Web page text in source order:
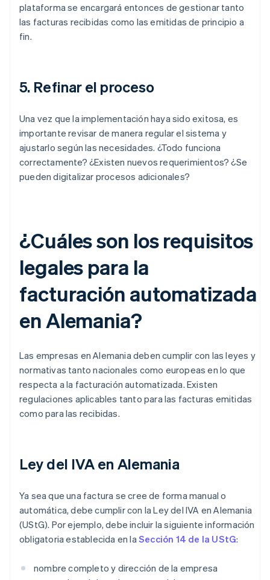
plataforma se encargará entonces de gestionar tanto
las facturas recibidas como las emitidas de principio a
fin.
5. Refinar el proceso
Una vez que la implementación haya sido exitosa, es
importante revisar de manera regular el sistema y
ajustarlo según las necesidades. ¿Todo funciona
correctamente? ¿Existen nuevos requerimientos? ¿Se
pueden digitalizar procesos adicionales?
¿Cuáles son los requisitos
legales para la
facturación automatizada
en Alemania?
Las empresas en Alemania deben cumplir con las leyes y
normativas tanto nacionales como europeas en lo que
respecta a la facturación automatizada. Existen
regulaciones aplicables tanto para las facturas emitidas
como para las recibidas.
Ley del IVA en Alemania
Ya sea que una factura se cree de forma manual o
automática, debe cumplir con la Ley del IVA en Alemania
(UStG). Por ejemplo, debe incluir la siguiente información
obligatoria establecida en laSección 14 de la UStG:
nombre completo y dirección de la empresa